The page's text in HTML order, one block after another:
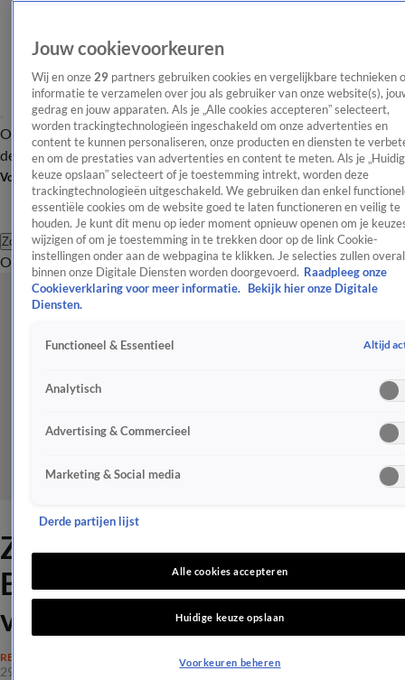
OverzichtAfleveringen Entertainment TV Algemeen
Tip
de redactieNieuwsbrief
Volg Shownieuws
Zoeken
OverzichtEntertainmentSpraakmakendRealityCrimeVideo's
Zwarte brief in De
Bondgenoten zorgt voor veel
verdriet
REALITY
29 apr 2026, 11:09
Jouw cookievoorkeuren
Wij en onze 29 partners gebruiken cookies en vergelijkbare technieken
informatie te verzamelen over jou als gebruiker van onze website(s),
gedrag en jouw apparaten. Als je „Alle cookies accepteren” selecteert,
worden trackingtechnologieën ingeschakeld om onze advertenties en
content te kunnen personaliseren, onze producten en diensten te
en om de prestaties van advertenties en content te meten. Als je
keuze opslaan” selecteert of je toestemming intrekt, worden deze
trackingtechnologieën uitgeschakeld. We gebruiken dan enkel
essentiële cookies om de website goed te laten functioneren en veilig te
houden. Je kunt dit menu op ieder moment opnieuw openen om je
wijzigen of om je toestemming in te trekken door op de link Cookie-
instellingen onder aan de webpagina te klikken. Je selecties zullen overal
binnen onze Digitale Diensten worden doorgevoerd. Raadpleeg onze
Cookieverklaring voor meer informatie.
Bekijk hier onze Digitale
Diensten.
Functioneel & Essentieel Altijd
Analytisch
Advertising & Commercieel
Marketing & Social media
Derde partijen lijst
Alle cookies accepteren
Huidige keuze opslaan
Voorkeuren beheren